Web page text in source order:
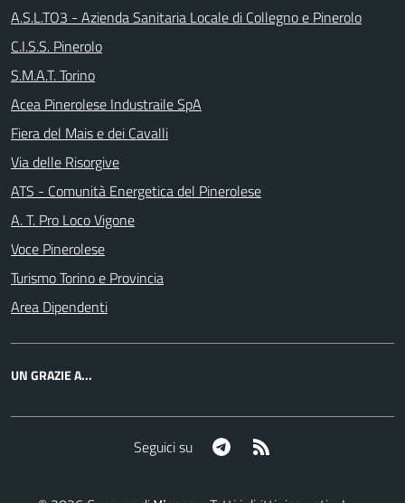
A.S.L.TO3 - Azienda Sanitaria Locale di Collegno e Pinerolo
C.I.S.S. Pinerolo
S.M.A.T. Torino
Acea Pinerolese Industraile SpA
Fiera del Mais e dei Cavalli
Via delle Risorgive
ATS - Comunità Energetica del Pinerolese
A. T. Pro Loco Vigone
Voce Pinerolese
Turismo Torino e Provincia
Area Dipendenti
UN GRAZIE A...
Seguici su Telegram